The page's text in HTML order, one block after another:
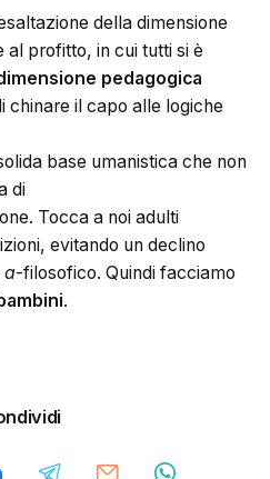
della dimensione
al profitto, in cui tutti si è
pedagogica
chinare il capo alle logiche
base umanistica che non
di
Tocca a noi adulti
evitando un declino
a-filosofico. Quindi facciamo
.